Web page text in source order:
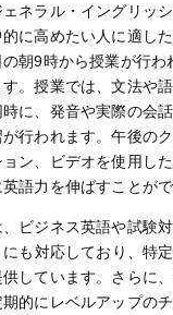
ネラル・イングリッ
に高めたい人に適した
朝9時から授業が行わ
。授業では、文法や
に、発音や実際の会
行われます。午後の
ン、ビデオを使用し
語力を伸ばすことがで
ビジネス英語や試験
も対応しており、特
しています。さらに
的にレベルアップの